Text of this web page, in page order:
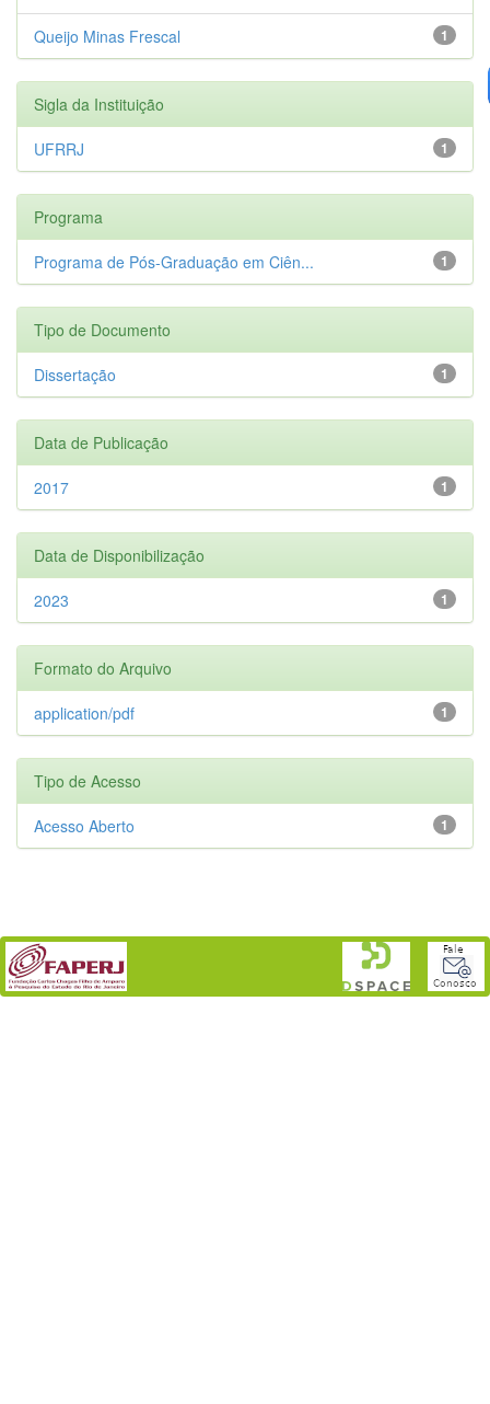
1
Queijo Minas Frescal
Sigla da Instituição
1
UFRRJ
Programa
1
Programa de Pós-Graduação em Ciên...
Tipo de Documento
1
Dissertação
Data de Publicação
1
2017
Data de Disponibilização
1
2023
Formato do Arquivo
1
application/pdf
Tipo de Acesso
1
Acesso Aberto